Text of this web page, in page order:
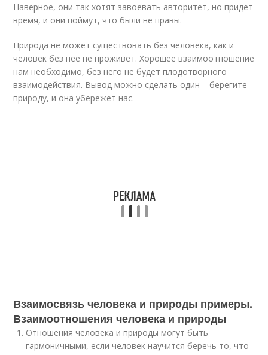
Наверное, они так хотят завоевать авторитет, но придет
время, и они поймут, что были не правы.
Природа не может существовать без человека, как и
человек без нее не проживет. Хорошее взаимоотношение
нам необходимо, без него не будет плодотворного
взаимодействия. Вывод можно сделать один – берегите
природу, и она убережет нас.
Взаимосвязь человека и природы примеры.
Взаимоотношения человека и природы
Отношения человека и природы могут быть
гармоничными, если человек научится беречь то, что